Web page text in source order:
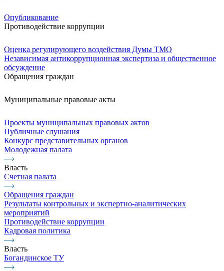
Опубликование
Противодействие коррупции
Оценка регулирующего воздействия Думы ТМО
Независимая антикоррупционная экспертиза и общественное
обсуждение
Обращения граждан
Муниципальные правовые акты
Проекты муниципальных правовых актов
Публичные слушания
Конкурс представительных органов
Молодежная палата
Власть
Счетная палата
Обращения граждан
Результаты контрольных и экспертно-аналитических
мероприятий
Противодействие коррупции
Кадровая политика
Власть
Богандинское ТУ